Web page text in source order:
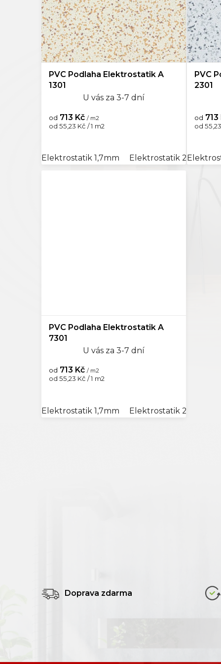
u
k
t
ů
Hnědá 0
Bronzová 0
Světle šedá 0
Tmavě šedá 0
PVC Podlaha Elektrostatik A
1301
U vás za 3-7 dní
od 713 Kč / m2
Měrná
od 55,23 Kč / 1 m2
Elektrostatik 1,7mm Elektrostatik 2,0mm
PVC
2301
od 713
Měrná
od
PVC Podlaha Elektrostatik A
7301
U vás za 3-7 dní
od 713 Kč / m2
Měrná
od 55,23 Kč / 1 m2
Elektrostatik 1,7mm Elektrostatik 2,0mm
Doprava zdarma